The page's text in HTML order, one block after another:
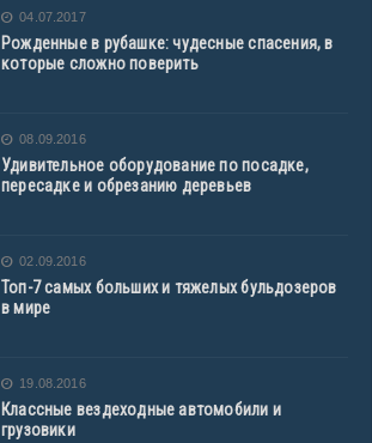
04.07.2017
Рожденные в рубашке: чудесные спасения, в
которые сложно поверить
08.09.2016
Удивительное оборудование по посадке,
пересадке и обрезанию деревьев
02.09.2016
Топ-7 самых больших и тяжелых бульдозеров
в мире
19.08.2016
Классные вездеходные автомобили и
грузовики